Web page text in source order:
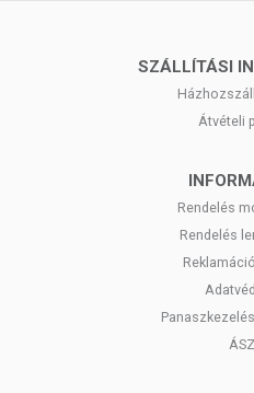
SZÁLLÍTÁSI
Átvételi
Rendelés
Rendelés